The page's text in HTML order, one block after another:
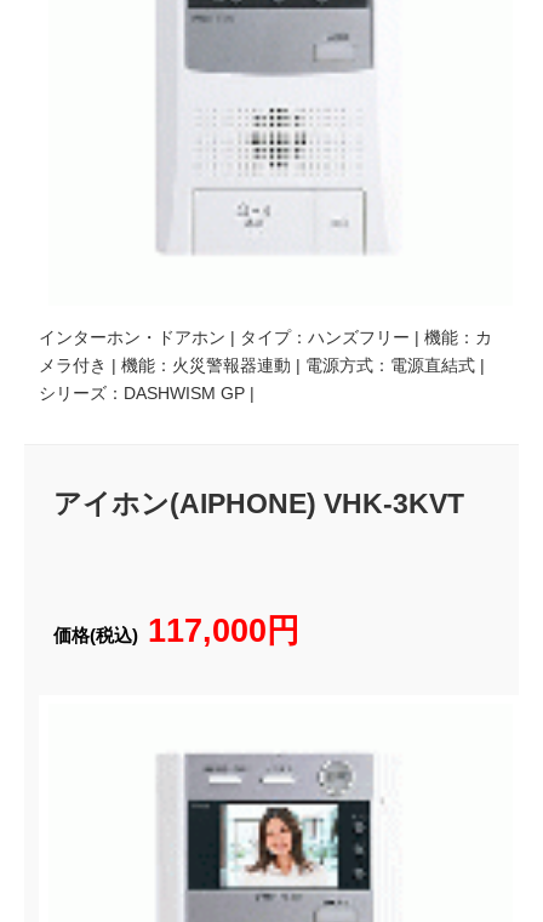
インターホン・ドアホン | タイプ：ハンズフリー | 機能：カ
メラ付き | 機能：火災警報器連動 | 電源方式：電源直結式 |
シリーズ：DASHWISM GP |
アイホン(AIPHONE) VHK-3KVT
価格(税込)117,000円